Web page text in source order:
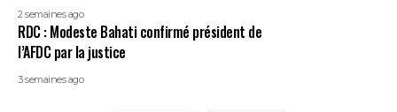
2 semaines ago
RDC : Modeste Bahati confirmé président de
l’AFDC par la justice
3 semaines ago